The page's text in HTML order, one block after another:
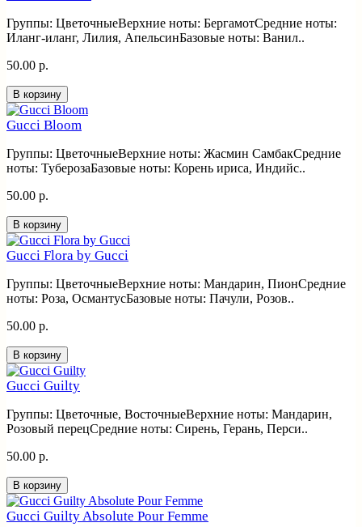
Группы: ЦветочныеВерхние ноты: БергамотСредние ноты:
Иланг-иланг, Лилия, АпельсинБазовые ноты: Ванил..
50.00 р.
В корзину
Gucci Bloom
Группы: ЦветочныеВерхние ноты: Жасмин СамбакСредние
ноты: ТуберозаБазовые ноты: Корень ириса, Индийс..
50.00 р.
В корзину
Gucci Flora by Gucci
Группы: ЦветочныеВерхние ноты: Мандарин, ПионСредние
ноты: Роза, ОсмантусБазовые ноты: Пачули, Розов..
50.00 р.
В корзину
Gucci Guilty
Группы: Цветочные, ВосточныеВерхние ноты: Мандарин,
Розовый перецСредние ноты: Сирень, Герань, Перси..
50.00 р.
В корзину
Gucci Guilty Absolute Pour Femme